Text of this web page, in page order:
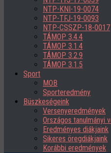
NTP-KNI-19-0074
NTP-TFJ-19-0093
NTP-CSSZP-18-0017
TÁMOP 3.4.4
TÁMOP 3.1.4
TÁMOP 3.2.9
TÁMOP 3.1.5
Sport
MOB
Sporteredmény
Büszkeségeink
Versenyeredmények
Országos tanulmányi
Eredményes diákjaink
Sikeres öregdiákjaink
Korábbi eredmények